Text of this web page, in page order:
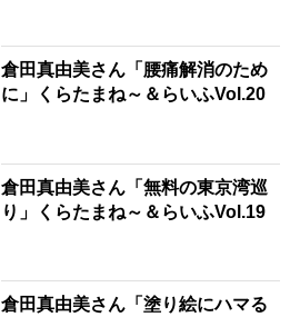
倉田真由美さん「腰痛解消のため
に」くらたまね～＆らいふVol.20
倉田真由美さん「無料の東京湾巡
り」くらたまね～＆らいふVol.19
倉田真由美さん「塗り絵にハマる